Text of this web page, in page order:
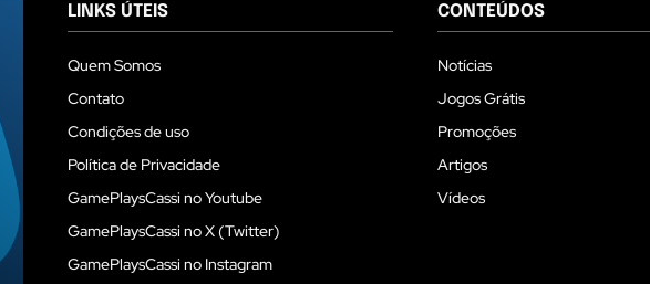
LINKS ÚTEIS
Quem Somos
Contato
Condições de uso
Política de Privacidade
GamePlaysCassi no Youtube
GamePlaysCassi no X (Twitter)
GamePlaysCassi no Instagram
CONTEÚDOS
Notícias
Jogos Grátis
Promoções
Artigos
Vídeos